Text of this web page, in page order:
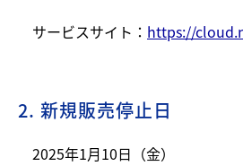
サービスサイト： https://
2. 新規販売停止日
2025年1月10日（金）